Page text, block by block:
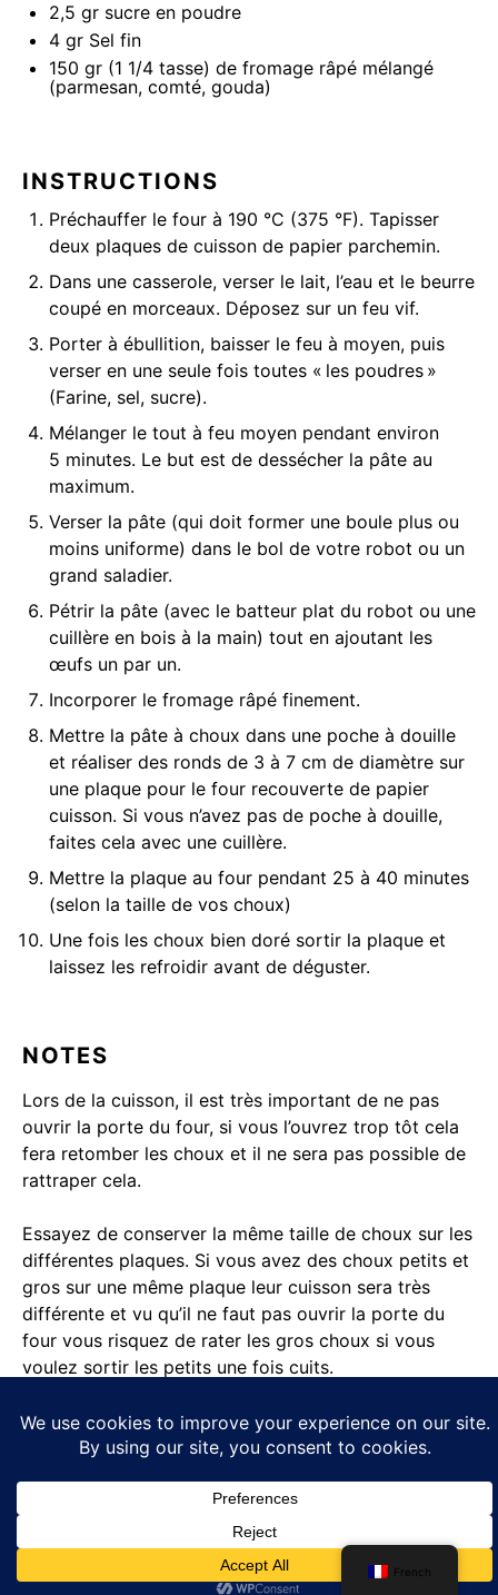
2,5 gr sucre en poudre
4 gr Sel fin
150 gr (1 1/4 tasse) de fromage râpé mélangé
(parmesan, comté, gouda)
INSTRUCTIONS
Préchauffer le four à 190 °C (375 °F). Tapisser
deux plaques de cuisson de papier parchemin.
Dans une casserole, verser le lait, l’eau et le beurre
coupé en morceaux. Déposez sur un feu vif.
Porter à ébullition, baisser le feu à moyen, puis
verser en une seule fois toutes « les poudres »
(Farine, sel, sucre).
Mélanger le tout à feu moyen pendant environ
5 minutes. Le but est de dessécher la pâte au
maximum.
Verser la pâte (qui doit former une boule plus ou
moins uniforme) dans le bol de votre robot ou un
grand saladier.
Pétrir la pâte (avec le batteur plat du robot ou une
cuillère en bois à la main) tout en ajoutant les
œufs un par un.
Incorporer le fromage râpé finement.
Mettre la pâte à choux dans une poche à douille
et réaliser des ronds de 3 à 7 cm de diamètre sur
une plaque pour le four recouverte de papier
cuisson. Si vous n’avez pas de poche à douille,
faites cela avec une cuillère.
Mettre la plaque au four pendant 25 à 40 minutes
(selon la taille de vos choux)
Une fois les choux bien doré sortir la plaque et
laissez les refroidir avant de déguster.
NOTES
Lors de la cuisson, il est très important de ne pas
ouvrir la porte du four, si vous l’ouvrez trop tôt cela
fera retomber les choux et il ne sera pas possible de
rattraper cela.
Essayez de conserver la même taille de choux sur les
différentes plaques. Si vous avez des choux petits et
gros sur une même plaque leur cuisson sera très
différente et vu qu’il ne faut pas ouvrir la porte du
four vous risquez de rater les gros choux si vous
voulez sortir les petits une fois cuits.
Trouvez-le en ligne:
https://fournoratio.com/gougeres-au-fromage-
comment-reussir-ces-delicieuses-bouchees/
French